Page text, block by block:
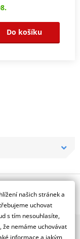
Do košíku
barvě, těsněný X-
našich stránek a
uchovat
s tím nesouhlasíte,
že nemáme uchovávat
informace a jakým